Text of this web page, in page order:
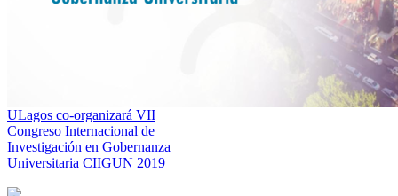
ULagos co-organizará VII
Congreso Internacional de
Investigación en Gobernanza
Universitaria CIIGUN 2019